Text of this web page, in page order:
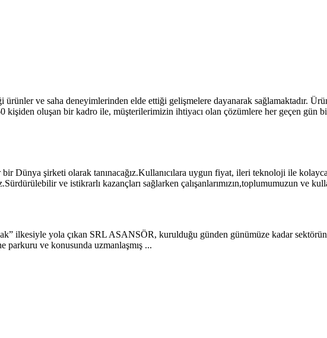
ve saha deneyimlerinden elde ettiği gelişmelere dayanarak sağlamaktadır.
kişiden oluşan bir kadro ile, müşterilerimizin ihtiyacı olan çözümlere her geçen gün
bir Dünya şirketi olarak tanınacağız.Kullanıcılara uygun fiyat, ileri teknoloji ile
ve istikrarlı kazançları sağlarken çalışanlarımızın,toplumumuzun ve
ilkesiyle yola çıkan SRL ASANSÖR, kurulduğu günden günümüze kadar
parkuru ve konusunda uzmanlaşmış ...